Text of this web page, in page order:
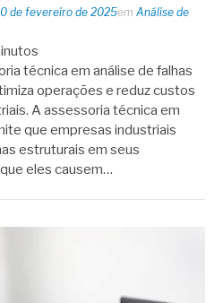
de fevereiro de 2025em Análise de
técnica em análise de falhas
operações e reduz custos
A assessoria técnica em
que empresas industriais
estruturais em seus
eles causem…